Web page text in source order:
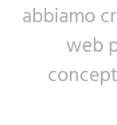
abbiamo
web